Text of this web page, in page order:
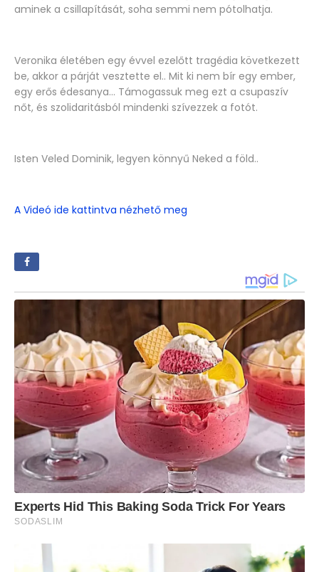
aminek a csillapítását, soha semmi nem pótolhatja.
Veronika életében egy évvel ezelőtt tragédia következett
be, akkor a párját vesztette el.. Mit ki nem bír egy ember,
egy erős édesanya... Támogassuk meg ezt a csupaszív
nőt, és szolidaritásból mindenki szívezzek a fotót.
Isten Veled Dominik, legyen könnyű Neked a föld..
A Videó ide kattintva nézhető meg